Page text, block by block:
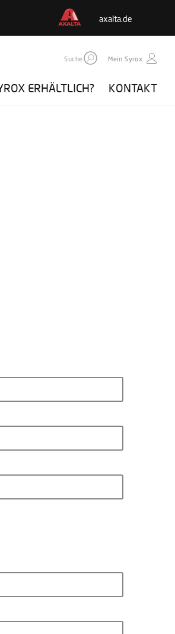
axalta.de
Suche Mein Syrox
ERHÄLTLICH? KONTAKT